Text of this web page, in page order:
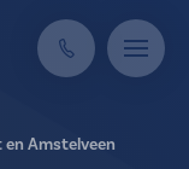
Amstelveen